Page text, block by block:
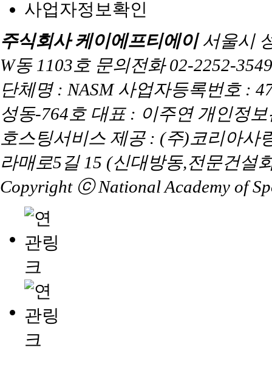
사업자정보확인
주식회사 케이에프티에이서울시
W동 1103호 문의전화 02-2252-
단체명 : NASM 사업자등록번호 :
성동-764호 대표 : 이주연 개인정
호스팅서비스 제공 : (주)코리아
라매로5길 15 (신대방동,전문건설
Copyright ⓒ National Academy of